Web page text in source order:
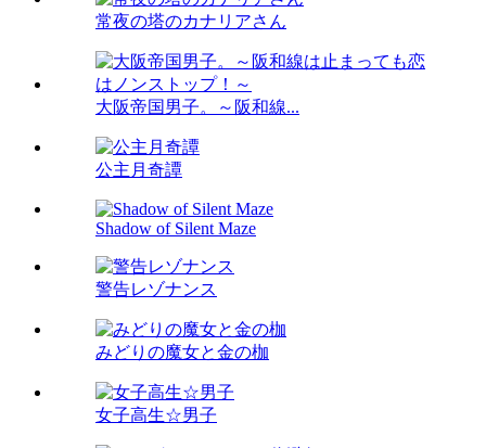
常夜の塔のカナリアさん
大阪帝国男子。～阪和線...
公主月奇譚
Shadow of Silent Maze
警告レゾナンス
みどりの魔女と金の枷
女子高生☆男子